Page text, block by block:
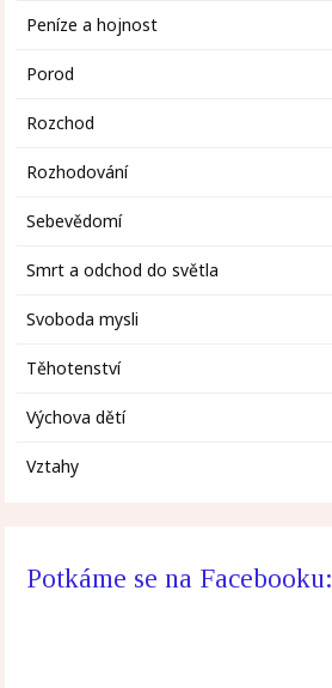
Peníze a hojnost
Porod
Rozchod
Rozhodování
Sebevědomí
Smrt a odchod do světla
Svoboda mysli
Těhotenství
Výchova dětí
Vztahy
Potkáme se na Facebooku: